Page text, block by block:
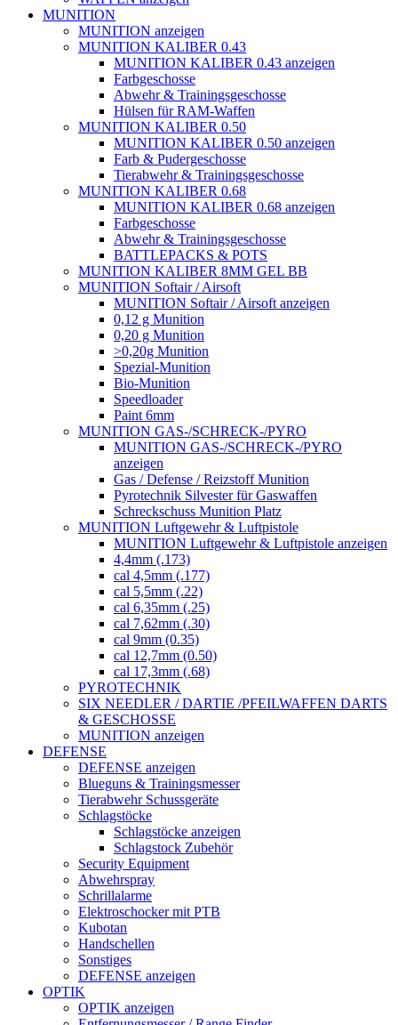
MUNITION
MUNITION anzeigen
MUNITION KALIBER 0.43
MUNITION KALIBER 0.43 anzeigen
Farbgeschosse
Abwehr & Trainingsgeschosse
Hülsen für RAM-Waffen
MUNITION KALIBER 0.50
MUNITION KALIBER 0.50 anzeigen
Farb & Pudergeschosse
Tierabwehr & Trainingsgeschosse
MUNITION KALIBER 0.68
MUNITION KALIBER 0.68 anzeigen
Farbgeschosse
Abwehr & Trainingsgeschosse
BATTLEPACKS & POTS
MUNITION KALIBER 8MM GEL BB
MUNITION Softair / Airsoft
MUNITION Softair / Airsoft anzeigen
0,12 g Munition
0,20 g Munition
>0,20g Munition
Spezial-Munition
Bio-Munition
Speedloader
Paint 6mm
MUNITION GAS-/SCHRECK-/PYRO
MUNITION GAS-/SCHRECK-/PYRO
anzeigen
Gas / Defense / Reizstoff Munition
Pyrotechnik Silvester für Gaswaffen
Schreckschuss Munition Platz
MUNITION Luftgewehr & Luftpistole
MUNITION Luftgewehr & Luftpistole anzeigen
4,4mm (.173)
cal 4,5mm (.177)
cal 5,5mm (.22)
cal 6,35mm (.25)
cal 7,62mm (.30)
cal 9mm (0.35)
cal 12,7mm (0.50)
cal 17,3mm (.68)
PYROTECHNIK
SIX NEEDLER / DARTIE /PFEILWAFFEN DARTS
& GESCHOSSE
MUNITION anzeigen
DEFENSE
DEFENSE anzeigen
Blueguns & Trainingsmesser
Tierabwehr Schussgeräte
Schlagstöcke
Schlagstöcke anzeigen
Schlagstock Zubehör
Security Equipment
Abwehrspray
Schrillalarme
Elektroschocker mit PTB
Kubotan
Handschellen
Sonstiges
DEFENSE anzeigen
OPTIK
OPTIK anzeigen